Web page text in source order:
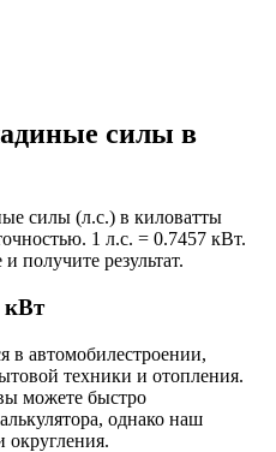
силы в
силы (л.с.) в киловатты
1 л.с. = 0.7457 кВт.
получите результат.
кВт
в автомобилестроении,
техники и отопления.
можете быстро
однако наш
округления.